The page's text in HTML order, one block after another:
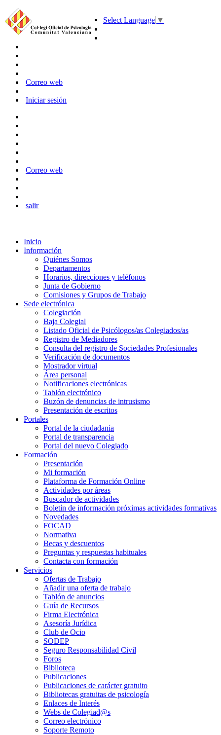
Select Language ▼
Correo web
Iniciar sesión
Correo web
salir
Inicio
Información
Quiénes Somos
Departamentos
Horarios, direcciones y teléfonos
Junta de Gobierno
Comisiones y Grupos de Trabajo
Sede electrónica
Colegiación
Baja Colegial
Listado Oficial de Psicólogos/as Colegiados/as
Registro de Mediadores
Consulta del registro de Sociedades Profesionales
Verificación de documentos
Mostrador virtual
Área personal
Notificaciones electrónicas
Tablón electrónico
Buzón de denuncias de intrusismo
Presentación de escritos
Portales
Portal de la ciudadanía
Portal de transparencia
Portal del nuevo Colegiado
Formación
Presentación
Mi formación
Plataforma de Formación Online
Actividades por áreas
Buscador de actividades
Boletín de información próximas actividades formativas
Novedades
FOCAD
Normativa
Becas y descuentos
Preguntas y respuestas habituales
Contacta con formación
Servicios
Ofertas de Trabajo
Añadir una oferta de trabajo
Tablón de anuncios
Guía de Recursos
Firma Electrónica
Asesoría Jurídica
Club de Ocio
SODEP
Seguro Responsabilidad Civil
Foros
Biblioteca
Publicaciones
Publicaciones de carácter gratuito
Bibliotecas gratuitas de psicología
Enlaces de Interés
Webs de Colegiad@s
Correo electrónico
Soporte Remoto